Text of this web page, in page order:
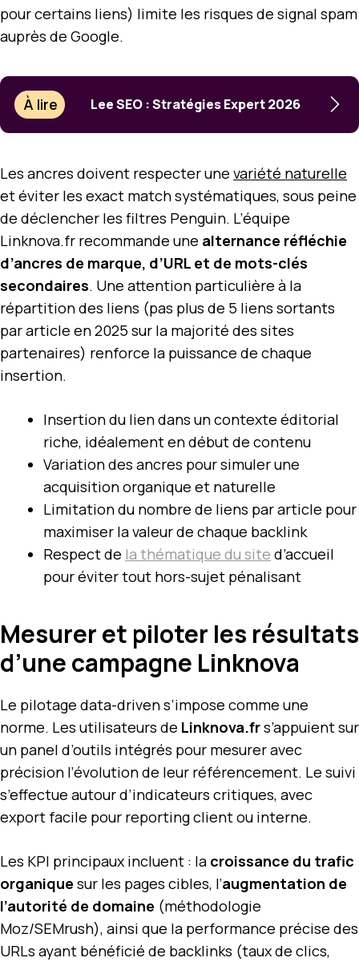
pour certains liens) limite les risques de signal spam
auprès de Google.
À lire Lee SEO : Stratégies Expert 2026
Les ancres doivent respecter une variété naturelle
et éviter les exact match systématiques, sous peine
de déclencher les filtres Penguin. L’équipe
Linknova.fr recommande une alternance réfléchie
d’ancres de marque, d’URL et de mots-clés
secondaires. Une attention particulière à la
répartition des liens (pas plus de 5 liens sortants
par article en 2025 sur la majorité des sites
partenaires) renforce la puissance de chaque
insertion.
Insertion du lien dans un contexte éditorial
riche, idéalement en début de contenu
Variation des ancres pour simuler une
acquisition organique et naturelle
Limitation du nombre de liens par article pour
maximiser la valeur de chaque backlink
Respect de la thématique du site d’accueil
pour éviter tout hors-sujet pénalisant
Mesurer et piloter les résultats
d’une campagne Linknova
Le pilotage data-driven s’impose comme une
norme. Les utilisateurs de Linknova.frs’appuient sur
un panel d’outils intégrés pour mesurer avec
précision l’évolution de leur référencement. Le suivi
s’effectue autour d’indicateurs critiques, avec
export facile pour reporting client ou interne.
Les KPI principaux incluent : la croissance du trafic
organique sur les pages cibles, l’augmentation de
l’autorité de domaine (méthodologie
Moz/SEMrush), ainsi que la performance précise des
URLs ayant bénéficié de backlinks (taux de clics,